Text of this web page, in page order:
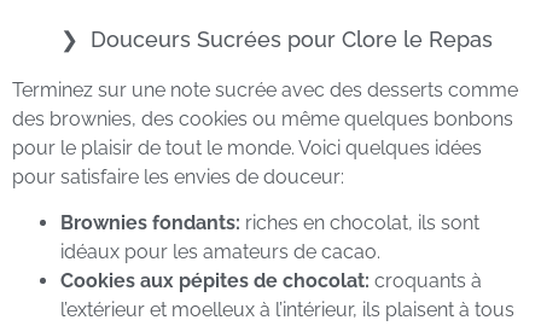
Douceurs Sucrées pour Clore le Repas
Terminez sur une note sucrée avec des desserts comme
des brownies, des cookies ou même quelques bonbons
pour le plaisir de tout le monde. Voici quelques idées
pour satisfaire les envies de douceur:
Brownies fondants: riches en chocolat, ils sont
idéaux pour les amateurs de cacao.
Cookies aux pépites de chocolat: croquants à
l’extérieur et moelleux à l’intérieur, ils plaisent à tous